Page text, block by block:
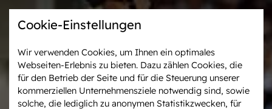
Cookie-Einstellungen
Wir verwenden Cookies, um Ihnen ein optimales
Webseiten-Erlebnis zu bieten. Dazu zählen Cookies, die
für den Betrieb der Seite und für die Steuerung unserer
kommerziellen Unternehmensziele notwendig sind, sowie
solche, die lediglich zu anonymen Statistikzwecken, für
Westfalen-News und
aktuelle Ergebnisse
Veranstaltungen &
Turniere